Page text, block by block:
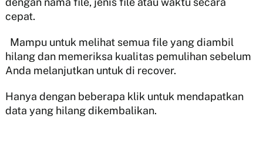
cepat.
Mampu untuk melihat semua file yang diambil
hilang dan memeriksa kualitas pemulihan sebelum
Anda melanjutkan untuk di recover.
Hanya dengan beberapa klik untuk mendapatkan
data yang hilang dikembalikan.